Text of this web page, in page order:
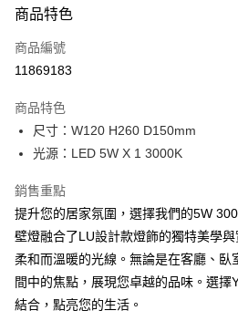
信用卡一次付款
LINE Pay
街口支付
悠遊付
Google Pay
全盈+PAY
AFTEE先享後付
相關說明
【關於「AFTEE先享後付」】
商品特色
商品編號
11869183
商品特色
尺寸：W120 H260 D150mm
光源：LED 5W X 1 3000K
銷售重點
提升您的居家氛圍，選擇我們的5W
壁燈融合了LU設計款燈飾的獨特美學
柔和而溫暖的光線。無論是在客廳、臥
間中的焦點，展現您卓越的品味。選擇
結合，點亮您的生活。